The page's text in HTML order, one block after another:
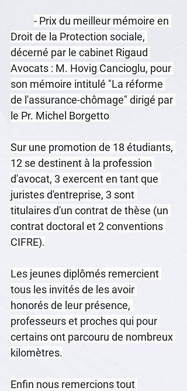
- Prix du meilleur mémoire en
Droit de la Protection sociale,
décerné par le cabinet Rigaud
Avocats : M. Hovig Cancioglu, pour
son mémoire intitulé "La réforme
de l'assurance-chômage" dirigé par
le Pr. Michel Borgetto
Sur une promotion de 18 étudiants,
12 se destinent à la profession
d'avocat, 3 exercent en tant que
juristes d'entreprise, 3 sont
titulaires d'un contrat de thèse (un
contrat doctoral et 2 conventions
CIFRE).
Les jeunes diplômés remercient
tous les invités de les avoir
honorés de leur présence,
professeurs et proches qui pour
certains ont parcouru de nombreux
kilomètres.
Enfin nous remercions tout